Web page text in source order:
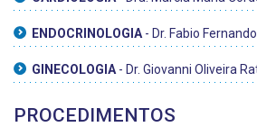
ENDOCRINOLOGIA - Dr. Fabio Fernando
GINECOLOGIA - Dr. Giovanni Oliveira
PROCEDIMENTOS